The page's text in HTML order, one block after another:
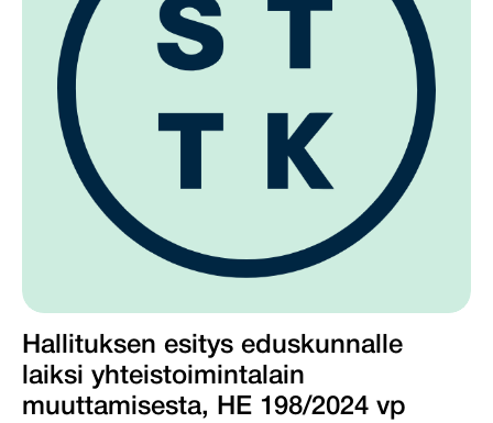
Hallituksen esitys eduskunnalle
laiksi yhteistoimintalain
muuttamisesta, HE 198/2024 vp